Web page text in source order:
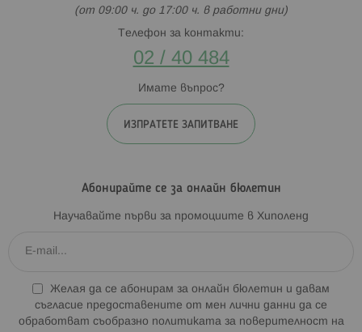
(от 09:00 ч. до 17:00 ч. в работни дни)
Телефон за контакти:
02 / 40 484
Имате въпрос?
ИЗПРАТЕТЕ ЗАПИТВАНЕ
Абонирайте се за онлайн бюлетин
Научавайте първи за промоциите в Хиполенд
Желая да се абонирам за онлайн бюлетин и давам
съгласие предоставените от мен лични данни да се
обработват съобразно политиката за поверителност на